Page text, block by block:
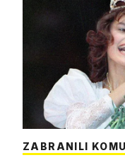
ZABRANILI